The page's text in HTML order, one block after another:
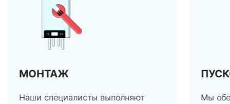
МОНТАЖ
Наши специалисты выполняют
Мы